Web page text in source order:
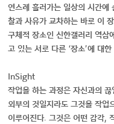
연스레 흘러가는 일상의 시간
찰과 사유가 교차하는 바로 이
구체적 장소인 신한갤러리 역
고 있는 서로 다른 ‘장소’에 대
InSight
작업을 하는 과정은 자신과의
외부의 것일지라도 그것을 작업
이루어진다. 그것은 어떤 감각,